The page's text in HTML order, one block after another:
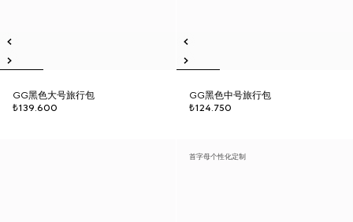
GG黑色大号旅行包
₺139.600
GG黑色中号旅行包
₺124.750
首字母个性化定制